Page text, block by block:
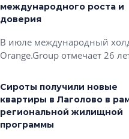
международного роста и
доверия
В июле международный
Orange.Group отмечает 26
Сироты получили новые
квартиры в Лаголово в
региональной жилищной
программы